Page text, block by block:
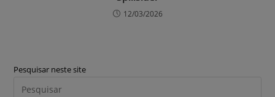
12/03/2026
Pesquisar neste site